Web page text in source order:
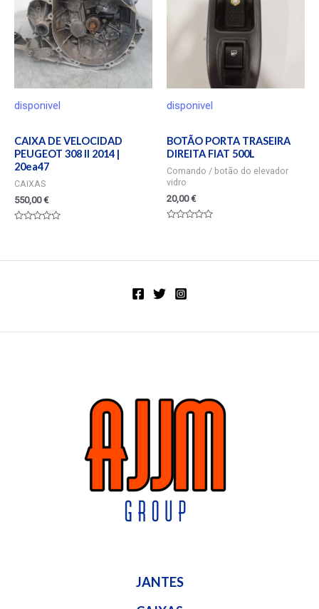
disponivel
CAIXA DE VELOCIDAD
PEUGEOT 308 II 2014 |
20ea47
CAIXAS
550,00€
5
disponivel
BOTÃO PORTA TRASEIRA
DIREITA FIAT 500L
Comando / botão do elevador
vidro
20,00€
5
JANTES